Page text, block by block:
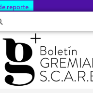
reporte